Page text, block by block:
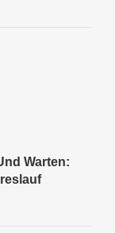
Warten: